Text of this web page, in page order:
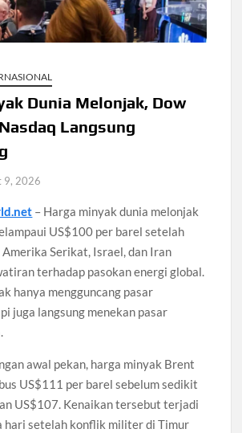
Ditunda, Dana Penjual
Kabinet: Prabowo Tentukan Menteri
Netflix Bantah Bertanggung
Masuk Tahap Pengembangan KPK
Dunia Melonjak, Dow
Langsung
9, 2026
– Harga minyak dunia melonjak
US$100 per barel setelah
Serikat, Israel, dan Iran
terhadap pasokan energi global.
hanya mengguncang pasar
juga langsung menekan pasar
awal pekan, harga minyak Brent
US$111 per barel sebelum sedikit
US$107. Kenaikan tersebut terjadi
hari setelah konflik militer di Timur